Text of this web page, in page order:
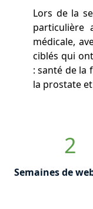
Lors de la
particulière
médicale,
ciblés qui
: santé de la
la prostate
2
Semaines de